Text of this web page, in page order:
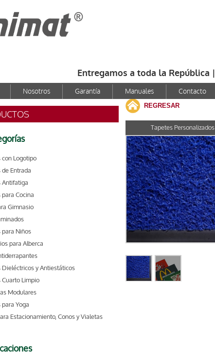
Entregamos a toda la República |
Nosotros Garantía Manuales Contacto
con Logotipo
Entrada
Antifatiga
Cocina
Gimnasio
para Niños
para Alberca
Dieléctricos y Antiestáticos
Cuarto Limpio
Modulares
Yoga
Estacionamiento, Conos y Vialetas
REGRESAR
Tapetes Personalizados